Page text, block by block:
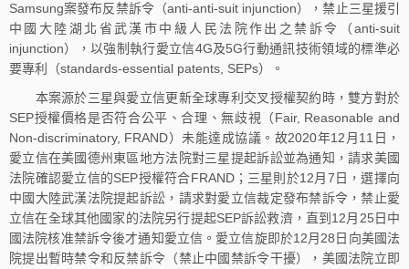
Samsung案發布反禁訴令（anti-anti-suit injunction），禁止三星援引
中國大陸湖北省武漢市中級人民法院作出之禁訴令（anti-suit
injunction），以強制執行愛立信4G及5G行動通訊技術領域的標準必
要專利（standards-essential patents, SEPs）。
本案源於三星與愛立信更新全球專利交叉授權契約時，雙方對於
SEP授權價格是否符合公平、合理、無歧視（Fair, Reasonable and
Non-discriminatory, FRAND）未能達成協議。故2020年12月11日，
愛立信在美國德州東區地方法院對三星提起訴訟並為通知，請求美國
法院確認愛立信的SEP授權符合FRAND；三星則於12月7日，選擇向
中國大陸武漢法院提起訴訟，請求對愛立信裁定發布禁訴令，禁止愛
立信在全球其他國家的法院另行提起SEP訴訟救濟，直到12月25日中
國法院核准禁訴令後才通知愛立信。愛立信旋即於12月28日向美國法
院提出暫時禁令和反禁訴令（禁止中國禁訴令干擾），美國法院立即